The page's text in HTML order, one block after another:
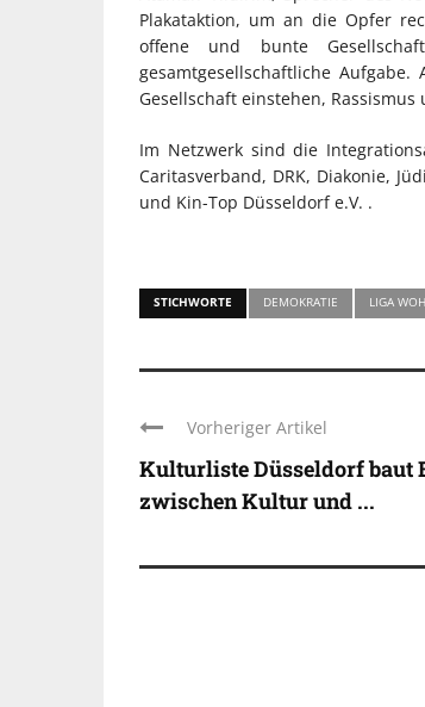
Plakataktion, um an die Opfer
offene und bunte
gesamtgesellschaftliche
Gesellschaft einstehen,
Im Netzwerk sind die
Caritasverband, DRK, Diakonie,
und Kin-Top Düsseldorf e.V. .
STICHWORTE DEMOKRATIE LIGA
Vorheriger Artikel
Kulturliste Düsseldorf baut
zwischen Kultur und ...